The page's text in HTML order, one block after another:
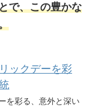
で、この豊かな
ックデーを彩
を彩る、意外と深い